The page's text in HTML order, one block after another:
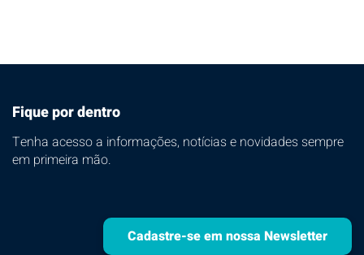
Fique por dentro
Tenha acesso a informações, notícias e novidades sempre
em primeira mão.
Cadastre-se em nossa Newsletter